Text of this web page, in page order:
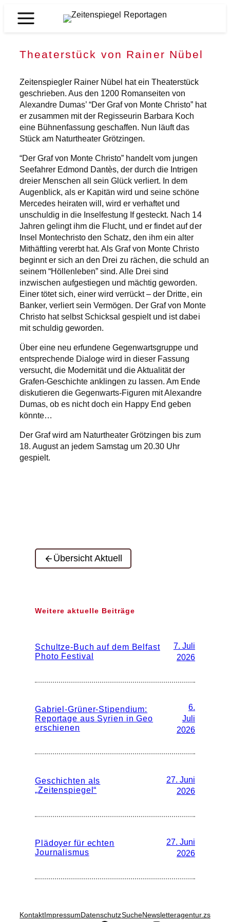
Inhalt
Zeitenspiegel
Theaterstück von Rainer Nübel
Zeitenspiegler Rainer Nübel hat ein Theaterstück
geschrieben. Aus den 1200 Romanseiten von
Alexandre Dumas’ “Der Graf von Monte Christo” hat
er zusammen mit der Regisseurin Barbara Koch
eine Bühnenfassung geschaffen. Nun läuft das
Stück am Naturtheater Grötzingen.
“Der Graf von Monte Christo” handelt vom jungen
Seefahrer Edmond Dantès, der durch die Intrigen
dreier Menschen all sein Glück verliert. In dem
Augenblick, als er Kapitän wird und seine schöne
Mercedes heiraten will, wird er verhaftet und
unschuldig in die Inselfestung If gesteckt. Nach 14
Jahren gelingt ihm die Flucht, und er findet auf der
Insel Montechristo den Schatz, den ihm ein alter
Mithäftling vererbt hat. Als Graf von Monte Christo
beginnt er sich an den Drei zu rächen, die schuld an
seinem “Höllenleben” sind. Alle Drei sind
inzwischen aufgestiegen und mächtig geworden.
Einer tötet sich, einer wird verrückt – der Dritte, ein
Banker, verliert sein Vermögen. Der Graf von Monte
Christo hat selbst Schicksal gespielt und ist dabei
mit schuldig geworden.
Über eine neu erfundene Gegenwartsgruppe und
entsprechende Dialoge wird in dieser Fassung
versucht, die Modernität und die Aktualität der
Grafen-Geschichte anklingen zu lassen. Am Ende
diskutieren die Gegenwarts-Figuren mit Alexandre
Dumas, ob es nicht doch ein Happy End geben
könnte…
Der Graf wird am Naturtheater Grötzingen bis zum
18. August an jedem Samstag um 20.30 Uhr
gespielt.
Übersicht Aktuell
Weitere aktuelle Beiträge
Schultze-Buch auf dem Belfast
Photo Festival
7. Juli
2026
Gabriel-Grüner-Stipendium:
Reportage aus Syrien in Geo
erschienen
6.
Juli
2026
Geschichten als
„Zeitenspiegel“
27. Juni
2026
Plädoyer für echten
Journalismus
27. Juni
2026
KontaktImpressumDatenschutzSucheNewsletteragentur.zs